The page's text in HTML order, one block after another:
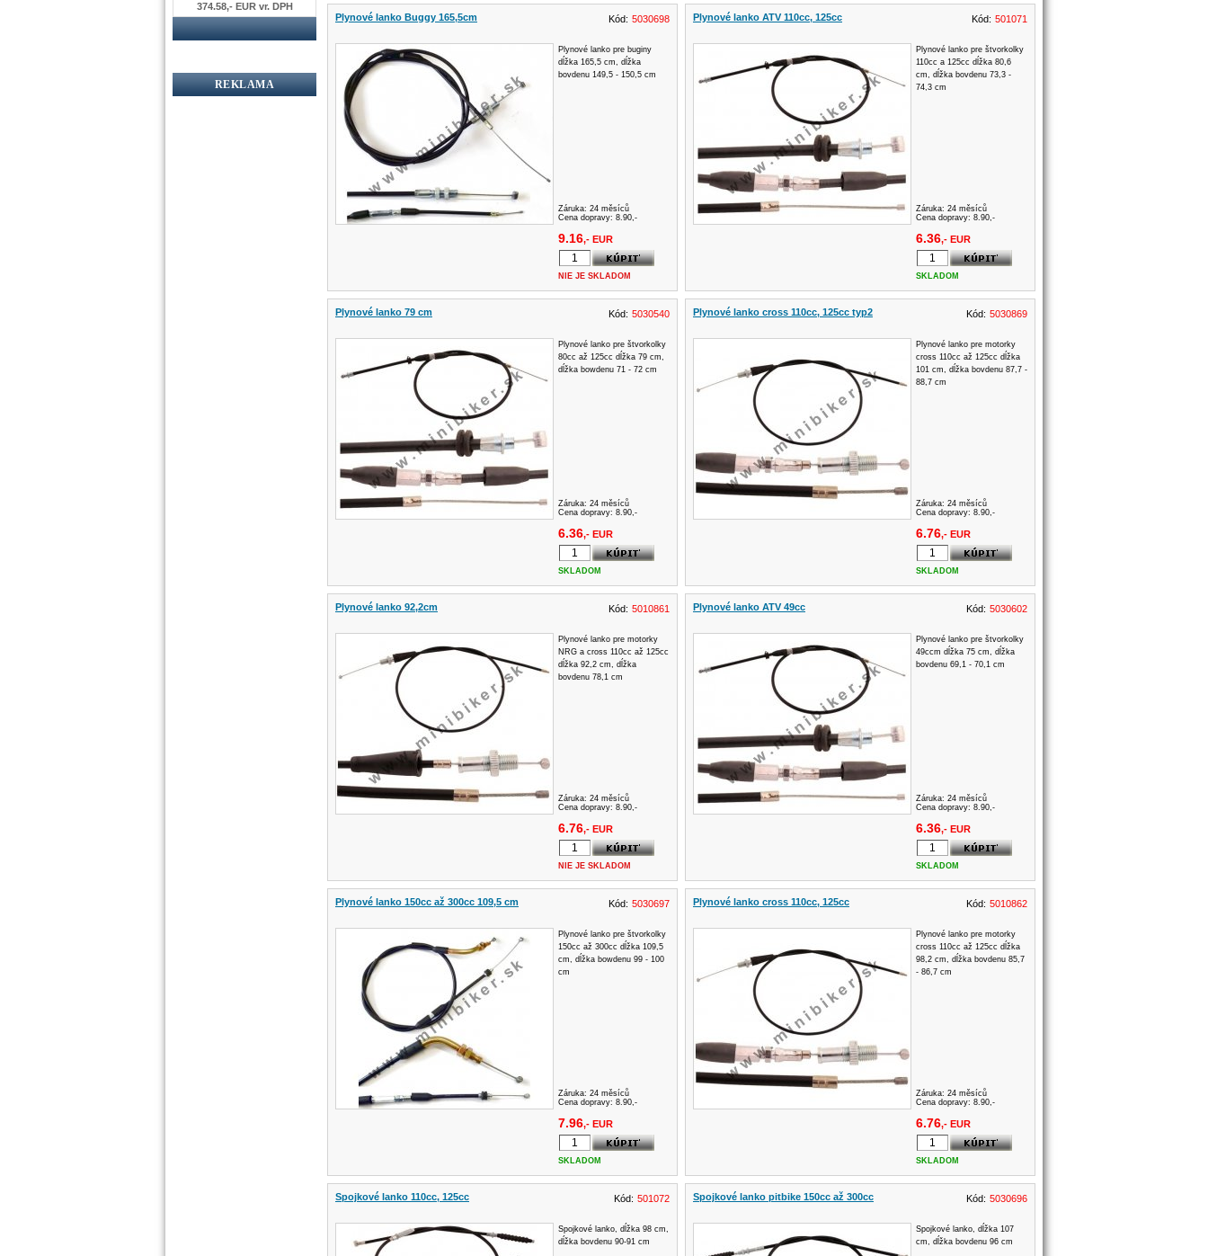
374.58,- EUR vr. DPH
REKLAMA
Plynové lanko Buggy 165,5cm Kód: 5030698
Plynové lanko pre buginy
dĺžka 165,5 cm, dĺžka
bovdenu 149,5 - 150,5 cm
Záruka: 24 měsíců
Cena dopravy: 8.90,-
9.16,- EUR
NIE JE SKLADOM
Plynové lanko ATV 110cc, 125cc Kód: 501071
Plynové lanko pre štvorkolky
110cc a 125cc dĺžka 80,6
cm, dĺžka bovdenu 73,3 -
74,3 cm
Záruka: 24 měsíců
Cena dopravy: 8.90,-
6.36,- EUR
SKLADOM
Plynové lanko 79 cm Kód: 5030540
Plynové lanko pre štvorkolky
80cc až 125cc dĺžka 79 cm,
dĺžka bowdenu 71 - 72 cm
Záruka: 24 měsíců
Cena dopravy: 8.90,-
6.36,- EUR
SKLADOM
Plynové lanko cross 110cc, 125cc typ2 Kód: 5030869
Plynové lanko pre motorky
cross 110cc až 125cc dĺžka
101 cm, dĺžka bovdenu 87,7 -
88,7 cm
Záruka: 24 měsíců
Cena dopravy: 8.90,-
6.76,- EUR
SKLADOM
Plynové lanko 92,2cm Kód: 5010861
Plynové lanko pre motorky
NRG a cross 110cc až 125cc
dĺžka 92,2 cm, dĺžka
bovdenu 78,1 cm
Záruka: 24 měsíců
Cena dopravy: 8.90,-
6.76,- EUR
NIE JE SKLADOM
Plynové lanko ATV 49cc Kód: 5030602
Plynové lanko pre štvorkolky
49ccm dĺžka 75 cm, dĺžka
bovdenu 69,1 - 70,1 cm
Záruka: 24 měsíců
Cena dopravy: 8.90,-
6.36,- EUR
SKLADOM
Plynové lanko 150cc až 300cc 109,5 cm Kód: 5030697
Plynové lanko pre štvorkolky
150cc až 300cc dĺžka 109,5
cm, dĺžka bowdenu 99 - 100
cm
Záruka: 24 měsíců
Cena dopravy: 8.90,-
7.96,- EUR
SKLADOM
Plynové lanko cross 110cc, 125cc Kód: 5010862
Plynové lanko pre motorky
cross 110cc až 125cc dĺžka
98,2 cm, dĺžka bovdenu 85,7
- 86,7 cm
Záruka: 24 měsíců
Cena dopravy: 8.90,-
6.76,- EUR
SKLADOM
Spojkové lanko 110cc, 125cc Kód: 501072
Spojkové lanko, dĺžka 98 cm,
dĺžka bovdenu 90-91 cm
Spojkové lanko pitbike 150cc až 300cc Kód: 5030696
Spojkové lanko, dĺžka 107
cm, dĺžka bovdenu 96 cm